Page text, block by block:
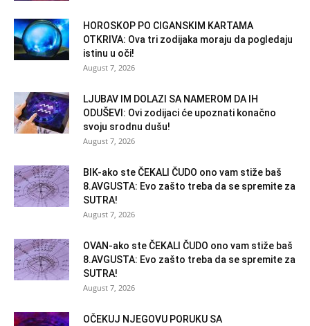
HOROSKOP PO CIGANSKIM KARTAMA
OTKRIVA: Ova tri zodijaka moraju da pogledaju
istinu u oči!
August 7, 2026
LJUBAV IM DOLAZI SA NAMEROM DA IH
ODUŠEVI: Ovi zodijaci će upoznati konačno
svoju srodnu dušu!
August 7, 2026
BIK-ako ste ČEKALI ČUDO ono vam stiže baš
8.AVGUSTA: Evo zašto treba da se spremite za
SUTRA!
August 7, 2026
OVAN-ako ste ČEKALI ČUDO ono vam stiže baš
8.AVGUSTA: Evo zašto treba da se spremite za
SUTRA!
August 7, 2026
OČEKUJ NJEGOVU PORUKU SA